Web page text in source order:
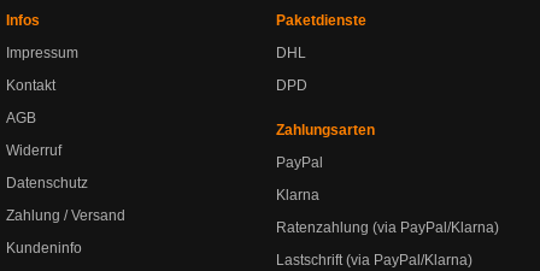
Infos
Impressum
Kontakt
AGB
Widerruf
Datenschutz
Zahlung / Versand
Kundeninfo
Paketdienste
DHL
DPD
Zahlungsarten
PayPal
Klarna
Ratenzahlung (via PayPal/Klarna)
Lastschrift (via PayPal/Klarna)